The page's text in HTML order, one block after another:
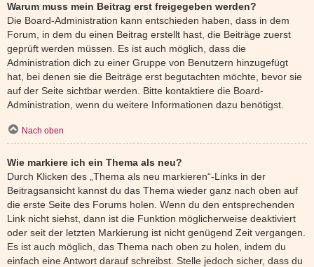
Warum muss mein Beitrag erst freigegeben werden?
Die Board-Administration kann entschieden haben, dass in dem
Forum, in dem du einen Beitrag erstellt hast, die Beiträge zuerst
geprüft werden müssen. Es ist auch möglich, dass die
Administration dich zu einer Gruppe von Benutzern hinzugefügt
hat, bei denen sie die Beiträge erst begutachten möchte, bevor sie
auf der Seite sichtbar werden. Bitte kontaktiere die Board-
Administration, wenn du weitere Informationen dazu benötigst.
Nach oben
Wie markiere ich ein Thema als neu?
Durch Klicken des „Thema als neu markieren“-Links in der
Beitragsansicht kannst du das Thema wieder ganz nach oben auf
die erste Seite des Forums holen. Wenn du den entsprechenden
Link nicht siehst, dann ist die Funktion möglicherweise deaktiviert
oder seit der letzten Markierung ist nicht genügend Zeit vergangen.
Es ist auch möglich, das Thema nach oben zu holen, indem du
einfach eine Antwort darauf schreibst. Stelle jedoch sicher, dass du